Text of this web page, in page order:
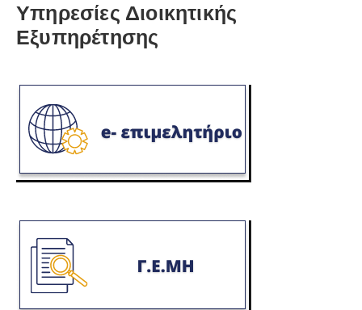
Υπηρεσίες Διοικητικής
Εξυπηρέτησης